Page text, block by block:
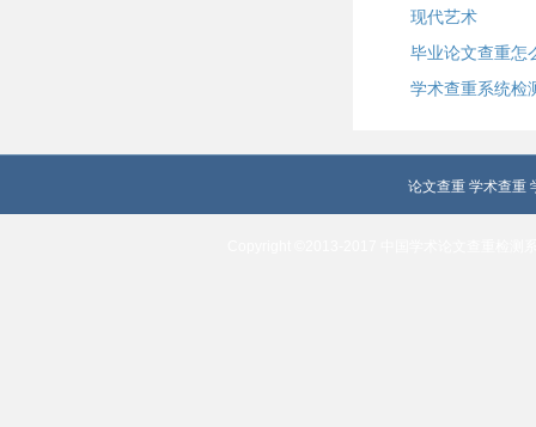
现代艺术
毕业论文查重怎
学术查重系统检
论文查重 学术查重